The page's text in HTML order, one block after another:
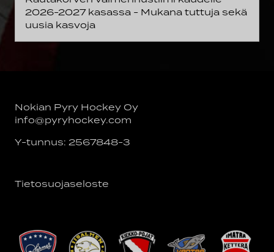
2026-2027 kasassa - Mukana tuttuja sekä
uusia kasvoja
Nokian Pyry Hockey Oy
info@pyryhockey.com
Y-tunnus: 2567848-3
Tietosuojaseloste